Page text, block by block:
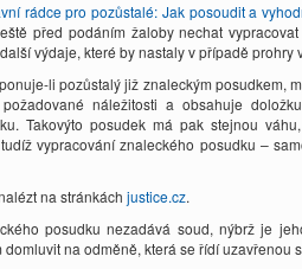
rádce pro pozůstalé: Jak posoudit a
před podáním žaloby nechat
výdaje, které by nastaly v případě prohry
li pozůstalý již znaleckým posudkem,
náležitosti a obsahuje
Takovýto posudek má pak stejnou
vypracování znaleckého posudku –
na stránkách justice.cz.
posudku nezadává soud, nýbrž je
na odměně, která se řídí uzavřenou